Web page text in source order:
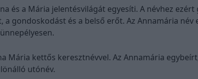
és a Mária jelentésvilágát egyesíti. A névhez ezért
gondoskodást és a belső erőt. Az Annamária név
Mária kettős keresztnévvel. Az Annamária
utónév.